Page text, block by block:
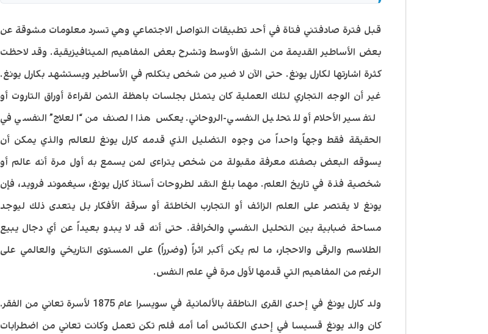
قبل فترة صادفتني فتاة في أحد تطبيقات التواصل الاجتماعي وهي تسرد معلومات مشوقة عن
بعض الأساطير القديمة من الشرق الأوسط وتشرح بعض المفاهيم الميتافيزيقية. وقد لاحظت
كثرة اشارتها لكارل يونغ. حتى الآن لا ضير من شخص يتكلم في الأساطير ويستشهد بكارل يونغ.
غير أن الوجه التجاري لتلك العملية كان يتمثل بجلسات باهظة الثمن لقراءة أوراق التاروت أو
لتفسير الأحلام أو للتحليل النفسي-الروحاني. يعكس هذا الصنف من “العلاج” النفسي في
الحقيقة فقط وجهاً واحداً من وجوه التضليل الذي قدمه كارل يونغ للعالم والذي يمكن أن
يسوقه البعض بصفته معرفة مقبولة من شخص يتراءى لمن يسمع به أول مرة أنه عالم أو
شخصية فذة في تاريخ العلم. مهما بلغ النقد لطروحات أستاذ كارل يونغ، سيغموند فرويد، فإن
يونغ لا يقتصر على العلم الزائف أو التجارب الخاطئة أو سرقة الأفكار بل يتعدى ذلك ليوجد
مساحة ضبابية بين التحليل النفسي والخرافة. حتى أنه قد لا يبدو بعيداً عن أي دجال يبيع
الطلاسم والرقى والاحجار، ما لم يكن أكبر اثراً (وضرراً) على المستوى التاريخي والعالمي على
الرغم من المفاهيم التي قدمها لأول مرة في علم النفس.
ولد كارل يونغ في إحدى القرى الناطقة بالألمانية في سويسرا عام 1875 لأسرة تعاني من الفقر.
كان والد يونغ قسيسا في إحدى الكنائس أما أمه فلم تكن تعمل وكانت تعاني من اضطرابات